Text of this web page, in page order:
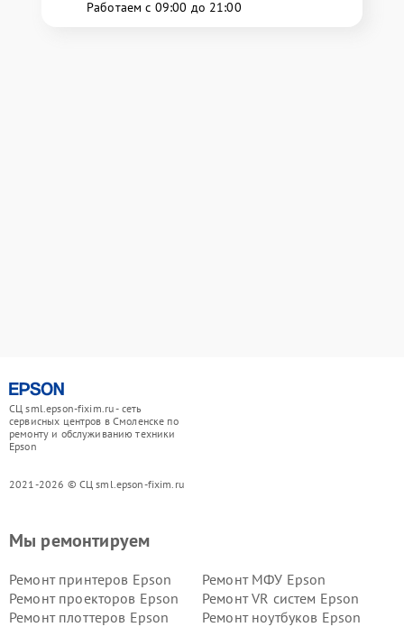
Работаем с 09:00 до 21:00
СЦ sml.epson-fixim.ru - сеть
сервисных центров в Смоленске по
ремонту и обслуживанию техники
Epson
2021-2026 © СЦ sml.epson-fixim.ru
Мы ремонтируем
Ремонт принтеров Epson
Ремонт МФУ Epson
Ремонт проекторов Epson
Ремонт VR систем Epson
Ремонт плоттеров Epson
Ремонт ноутбуков Epson